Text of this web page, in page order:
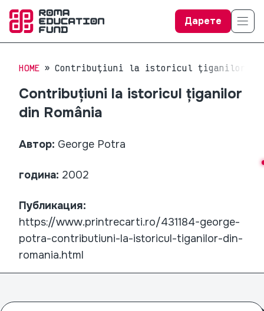
Дарете
HOME Contribuțiuni la istoricul țiganilor din
Contribuțiuni la istoricul țiganilor
din România
Автор: George Potra
година: 2002
Публикация:
https://www.printrecarti.ro/431184-george-
potra-contributiuni-la-istoricul-tiganilor-din-
romania.html